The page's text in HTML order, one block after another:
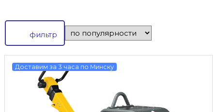
фильтр
Доставим за 3 часа по Минску